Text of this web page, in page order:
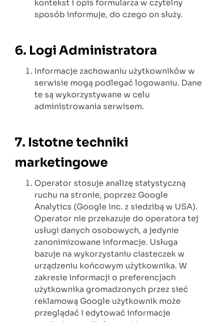
kontekst i opis formularza w czytelny
sposób informuje, do czego on służy.
6. Logi Administratora
Informacje zachowaniu użytkowników w
serwisie mogą podlegać logowaniu. Dane
te są wykorzystywane w celu
administrowania serwisem.
7. Istotne techniki
marketingowe
Operator stosuje analizę statystyczną
ruchu na stronie, poprzez Google
Analytics (Google Inc. z siedzibą w USA).
Operator nie przekazuje do operatora tej
usługi danych osobowych, a jedynie
zanonimizowane informacje. Usługa
bazuje na wykorzystaniu ciasteczek w
urządzeniu końcowym użytkownika. W
zakresie informacji o preferencjach
użytkownika gromadzonych przez sieć
reklamową Google użytkownik może
przeglądać i edytować informacje